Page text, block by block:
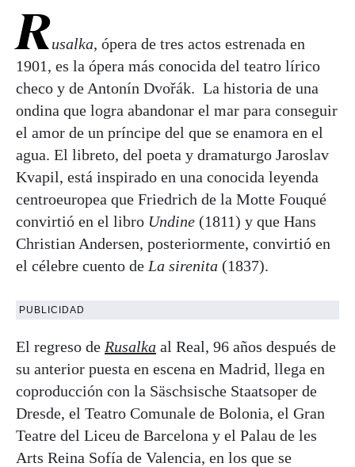
Rusalka, ópera de tres actos estrenada en
1901, es la ópera más conocida del teatro lírico
checo y de Antonín Dvořák. La historia de una
ondina que logra abandonar el mar para conseguir
el amor de un príncipe del que se enamora en el
agua. El libreto, del poeta y dramaturgo Jaroslav
Kvapil, está inspirado en una conocida leyenda
centroeuropea que Friedrich de la Motte Fouqué
convirtió en el libro Undine (1811) y que Hans
Christian Andersen, posteriormente, convirtió en
el célebre cuento de La sirenita (1837).
PUBLICIDAD
El regreso de Rusalka al Real, 96 años después de
su anterior puesta en escena en Madrid, llega en
coproducción con la Säschsische Staatsoper de
Dresde, el Teatro Comunale de Bolonia, el Gran
Teatre del Liceu de Barcelona y el Palau de les
Arts Reina Sofía de Valencia, en los que se